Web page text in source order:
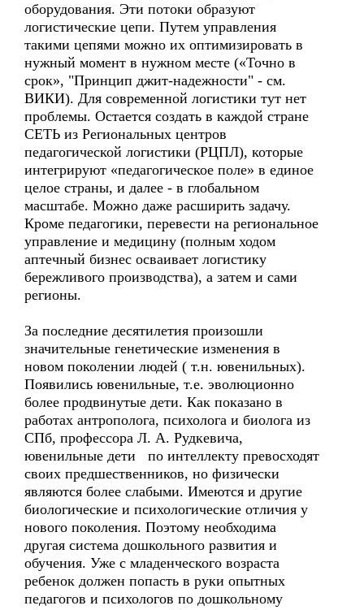
оборудования. Эти потоки образуют
логистические цепи. Путем управления
такими цепями можно их оптимизировать в
нужный момент в нужном месте («Точно в
срок», "Принцип джит-надежности" - см.
ВИКИ). Для современной логистики тут нет
проблемы. Остается создать в каждой стране
СЕТЬ из Региональных центров
педагогической логистики (РЦПЛ), которые
интегрируют «педагогическое поле» в единое
целое страны, и далее - в глобальном
масштабе. Можно даже расширить задачу.
Кроме педагогики, перевести на региональное
управление и медицину (полным ходом
аптечный бизнес осваивает логистику
бережливого производства), а затем и сами
регионы.
За последние десятилетия произошли
значительные генетические изменения в
новом поколении людей ( т.н. ювенильных).
Появились ювенильные, т.е. эволюционно
более продвинутые дети. Как показано в
работах антрополога, психолога и биолога из
СПб, профессора Л. А. Рудкевича,
ювенильные дети по интеллекту превосходят
своих предшественников, но физически
являются более слабыми. Имеются и другие
биологические и психологические отличия у
нового поколения. Поэтому необходима
другая система дошкольного развития и
обучения. Уже с младенческого возраста
ребенок должен попасть в руки опытных
педагогов и психологов по дошкольному